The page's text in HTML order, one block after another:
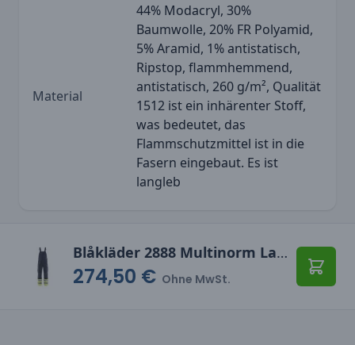
Material
44% Modacryl, 30%
Baumwolle, 20% FR Polyamid,
5% Aramid, 1% antistatisch,
Ripstop, flammhemmend,
antistatisch, 260 g/m², Qualität
1512 ist ein inhärenter Stoff,
was bedeutet, das
Flammschutzmittel ist in die
Fasern eingebaut. Es ist
langleb
Blåkläder 2888 Multinorm Latzhose Inhärent
274,50 € Ohne MwSt. In